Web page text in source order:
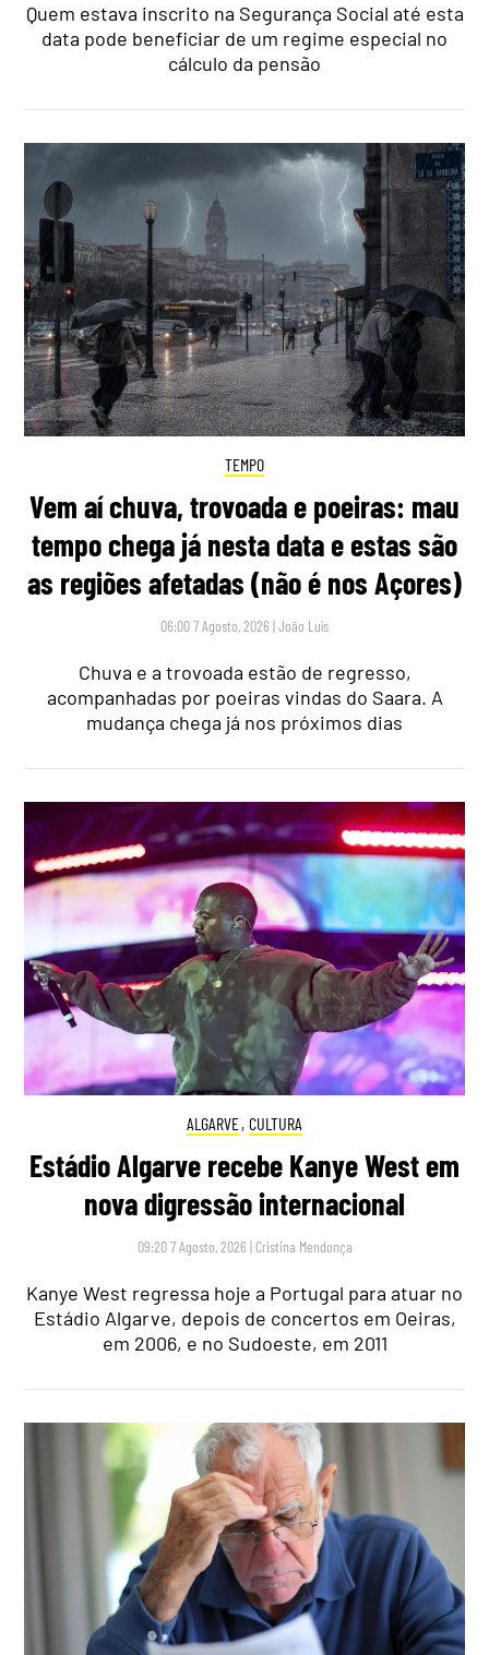
Quem estava inscrito na Segurança Social até esta
data pode beneficiar de um regime especial no
cálculo da pensão
TEMPO
Vem aí chuva, trovoada e poeiras: mau
tempo chega já nesta data e estas são
as regiões afetadas (não é nos Açores)
06:00 7 Agosto, 2026 |João Luís
Chuva e a trovoada estão de regresso,
acompanhadas por poeiras vindas do Saara. A
mudança chega já nos próximos dias
ALGARVE, CULTURA
Estádio Algarve recebe Kanye West em
nova digressão internacional
09:20 7 Agosto, 2026 | Cristina Mendonça
Kanye West regressa hoje a Portugal para atuar no
Estádio Algarve, depois de concertos em Oeiras,
em 2006, e no Sudoeste, em 2011